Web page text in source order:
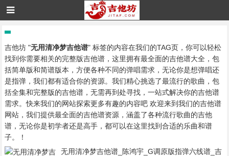
吉他坊 "无用清净梦吉他谱" 标签的内容在我们的TAG页，你可以轻松
找到你需要相关的完整版吉他谱，这里拥有最全面的吉他谱大全，包
括简单版和简谱版本，方便各种不同的弹唱需求，无论你是想弹唱还
是指弹，我们都有适合你的资源。我们精心挑选了最流行的歌曲，包
括全集和完整版的吉他谱，无需再到处寻找，一站式解决你的吉他谱
需求。快来我们的网站探索更多有趣的内容吧 欢迎来到我们的吉他谱
网站，我们提供最全面的吉他谱资源，涵盖了各种流行歌曲的吉他
谱，无论你是初学者还是高手，都可以在这里找到合适的乐曲和谱
子。！
无用清净梦吉他谱_陈鸿宇_G调原版指弹六线谱_吉